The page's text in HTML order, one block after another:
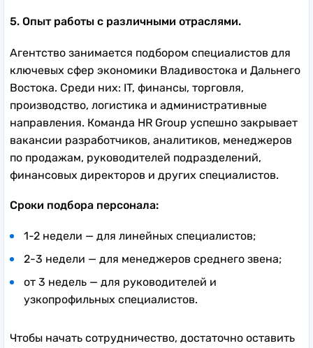
5. Опыт работы с различными отраслями.
Агентство занимается подбором специалистов для
ключевых сфер экономики Владивостока и Дальнего
Востока. Среди них: IT, финансы, торговля,
производство, логистика и административные
направления. Команда HR Group успешно закрывает
вакансии разработчиков, аналитиков, менеджеров
по продажам, руководителей подразделений,
финансовых директоров и других специалистов.
Сроки подбора персонала:
1-2 недели — для линейных специалистов;
2-3 недели — для менеджеров среднего звена;
от 3 недель — для руководителей и
узкопрофильных специалистов.
Чтобы начать сотрудничество, достаточно оставить